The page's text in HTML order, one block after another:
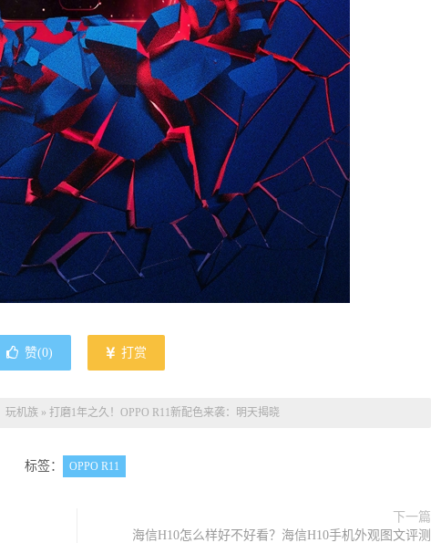
赞(0) 打赏
玩机族 » 打磨1年之久！OPPO R11新配色来袭：明天揭晓
标签： OPPO R11
下一篇
海信H10怎么样好不好看？海信H10手机外观图文评测